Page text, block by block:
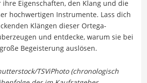
Eigenschaften, den Klang und die
hochwertigen Instrumente. Lass dich
Klängen dieser Ortega-
und entdecke, warum sie bei
Begeisterung auslösen.